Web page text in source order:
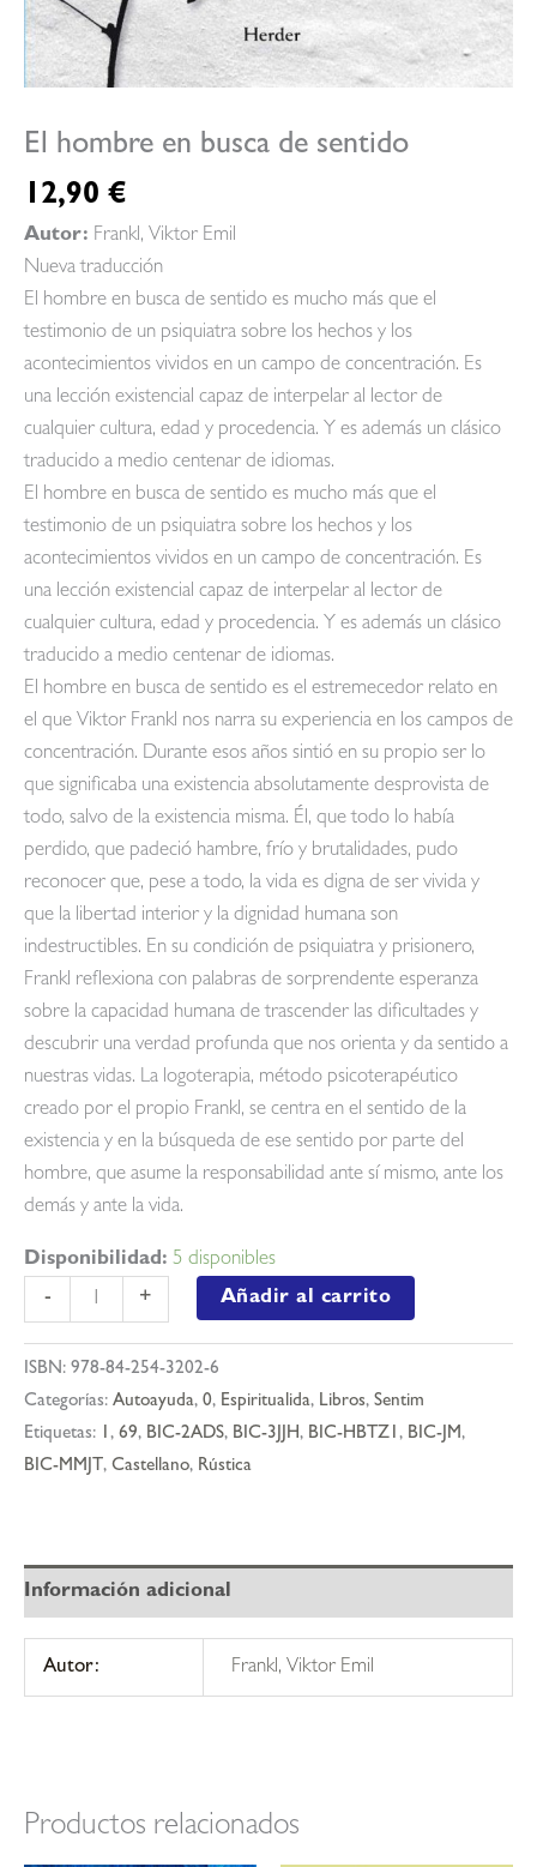
El hombre en busca de sentido
12,90 €
Autor: Frankl, Viktor Emil
Nueva traducción
El hombre en busca de sentido es mucho más que el
testimonio de un psiquiatra sobre los hechos y los
acontecimientos vividos en un campo de concentración. Es
una lección existencial capaz de interpelar al lector de
cualquier cultura, edad y procedencia. Y es además un clásico
traducido a medio centenar de idiomas.
El hombre en busca de sentido es mucho más que el
testimonio de un psiquiatra sobre los hechos y los
acontecimientos vividos en un campo de concentración. Es
una lección existencial capaz de interpelar al lector de
cualquier cultura, edad y procedencia. Y es además un clásico
traducido a medio centenar de idiomas.
El hombre en busca de sentido es el estremecedor relato en
el que Viktor Frankl nos narra su experiencia en los campos de
concentración. Durante esos años sintió en su propio ser lo
que significaba una existencia absolutamente desprovista de
todo, salvo de la existencia misma. Él, que todo lo había
perdido, que padeció hambre, frío y brutalidades, pudo
reconocer que, pese a todo, la vida es digna de ser vivida y
que la libertad interior y la dignidad humana son
indestructibles. En su condición de psiquiatra y prisionero,
Frankl reflexiona con palabras de sorprendente esperanza
sobre la capacidad humana de trascender las dificultades y
descubrir una verdad profunda que nos orienta y da sentido a
nuestras vidas. La logoterapia, método psicoterapéutico
creado por el propio Frankl, se centra en el sentido de la
existencia y en la búsqueda de ese sentido por parte del
hombre, que asume la responsabilidad ante sí mismo, ante los
demás y ante la vida.
Disponibilidad: 5 disponibles
-
hombre
en
busca
de
sentido
+ Añadir al carrito
ISBN: 978-84-254-3202-6
Categorías: Autoayuda, 0, Espiritualida, Libros, Sentim
Etiquetas: 1 , 69, BIC-2ADS, BIC-3JJH, BIC-HBTZ1 , BIC-JM,
BIC-MMJT , Castellano, Rústica
Información adicional
Autor: Frankl, Viktor Emil
Productos relacionados